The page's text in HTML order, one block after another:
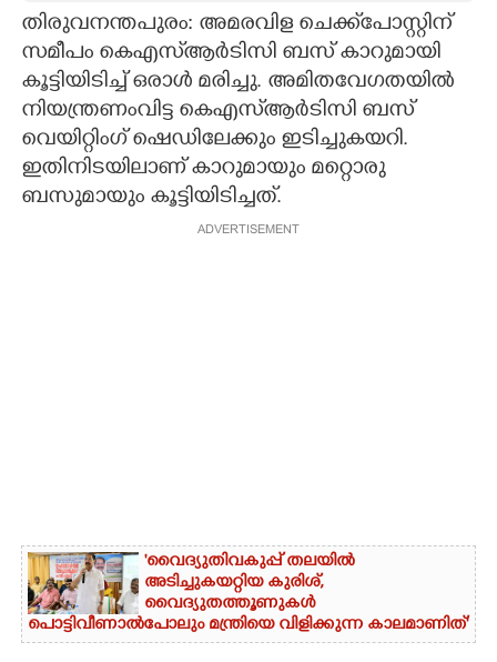
LITERATURE
ZOOM
CONTACT US
തിരുവനന്തപുരം: അമരവിള ചെക്ക്‌പോസ്റ്റിന്
സമീപം കെഎസ്‌ആർടിസി ബസ് കാറുമായി
കൂട്ടിയിടിച്ച് ഒരാൾ മരിച്ചു. അമിതവേഗതയിൽ
നിയന്ത്രണംവിട്ട കെഎസ്‌ആർടിസി ബസ്‌
വെയിറ്റിംഗ് ഷെഡിലേക്കും ഇടിച്ചുകയറി.
ഇതിനിടയിലാണ് കാറുമായും മറ്റൊരു
ബസുമായും കൂട്ടിയിടിച്ചത്.
ADVERTISEMENT
'വൈദ്യുതിവകുപ്പ് തലയിൽ
അടിച്ചുകയറ്റിയ കുരിശ്‌,
വൈദ്യുതത്തൂണുകൾ
പൊട്ടിവീണാൽപോലും മന്ത്രിയെ വിളിക്കുന്ന കാലമാണിത്'